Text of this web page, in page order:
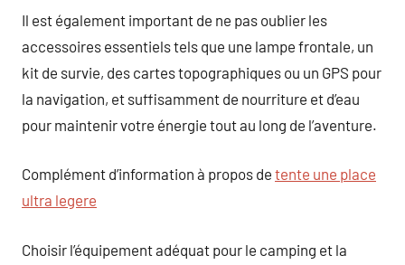
Il est également important de ne pas oublier les
accessoires essentiels tels que une lampe frontale, un
kit de survie, des cartes topographiques ou un GPS pour
la navigation, et suffisamment de nourriture et d’eau
pour maintenir votre énergie tout au long de l’aventure.
Complément d’information à propos de tente une place
ultra legere
Choisir l’équipement adéquat pour le camping et la